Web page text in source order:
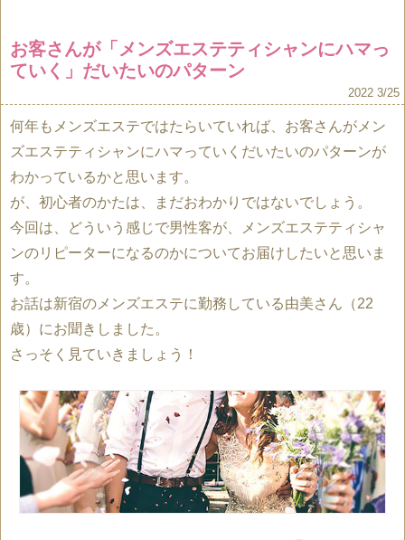
お客さんが「メンズエステティシャンにハマっ
ていく」だいたいのパターン
2022 3/25
何年もメンズエステではたらいていれば、お客さんがメン
ズエステティシャンにハマっていくだいたいのパターンが
わかっているかと思います。
が、初心者のかたは、まだおわかりではないでしょう。
今回は、どういう感じで男性客が、メンズエステティシャ
ンのリピーターになるのかについてお届けしたいと思いま
す。
お話は新宿のメンズエステに勤務している由美さん（22
歳）にお聞きしました。
さっそく見ていきましょう！